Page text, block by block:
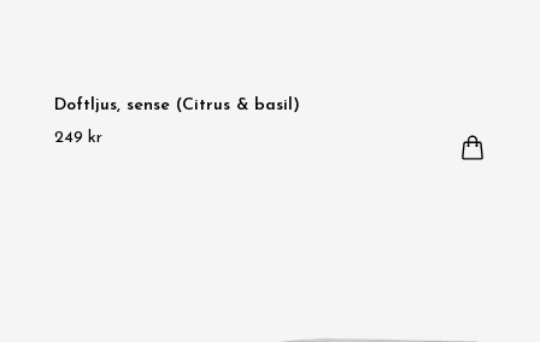
Doftljus, sense (Citrus & basil)
249 kr